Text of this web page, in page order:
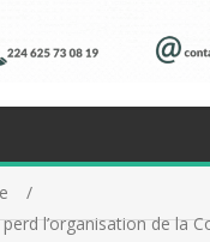
l’organisation de la